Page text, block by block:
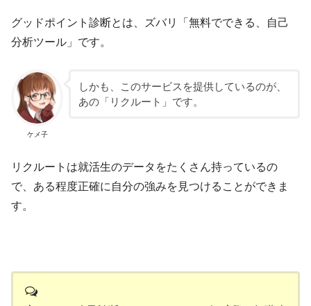
グッドポイント診断とは、ズバリ「無料でできる、自己
分析ツール」です。
ケメ子
しかも、このサービスを提供しているのが、
あの「リクルート」です。
リクルートは就活生のデータをたくさん持っているの
で、ある程度正確に自分の強みを見つけることができま
す。